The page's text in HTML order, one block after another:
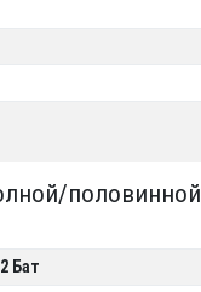
половинной
2 Бат